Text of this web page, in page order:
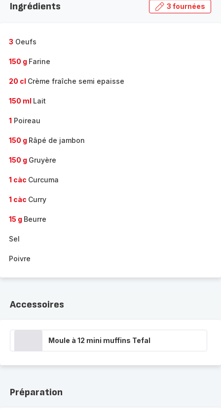
gamme
Ingrédients 3 fournées
3 Oeufs
150 g Farine
20 cl Crème fraîche semi epaisse
150 ml Lait
1 Poireau
150 g Râpé de jambon
150 g Gruyère
1 càc Curcuma
1 càc Curry
15 g Beurre
Sel
Poivre
Accessoires
Moule à 12 mini muffins Tefal
Préparation